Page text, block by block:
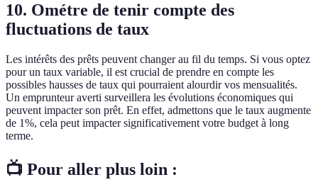
10. Ométre de tenir compte des
fluctuations de taux
Les intérêts des prêts peuvent changer au fil du temps. Si vous optez
pour un taux variable, il est crucial de prendre en compte les
possibles hausses de taux qui pourraient alourdir vos mensualités.
Un emprunteur averti surveillera les évolutions économiques qui
peuvent impacter son prêt. En effet, admettons que le taux augmente
de 1%, cela peut impacter significativement votre budget à long
terme.
📺 Pour aller plus loin :